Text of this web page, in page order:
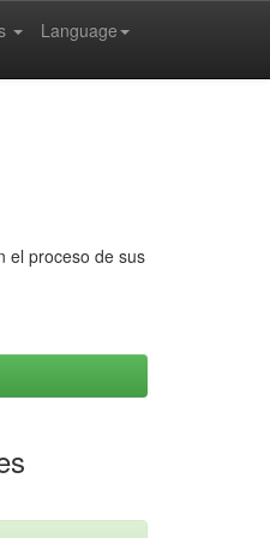
Language
el proceso de sus